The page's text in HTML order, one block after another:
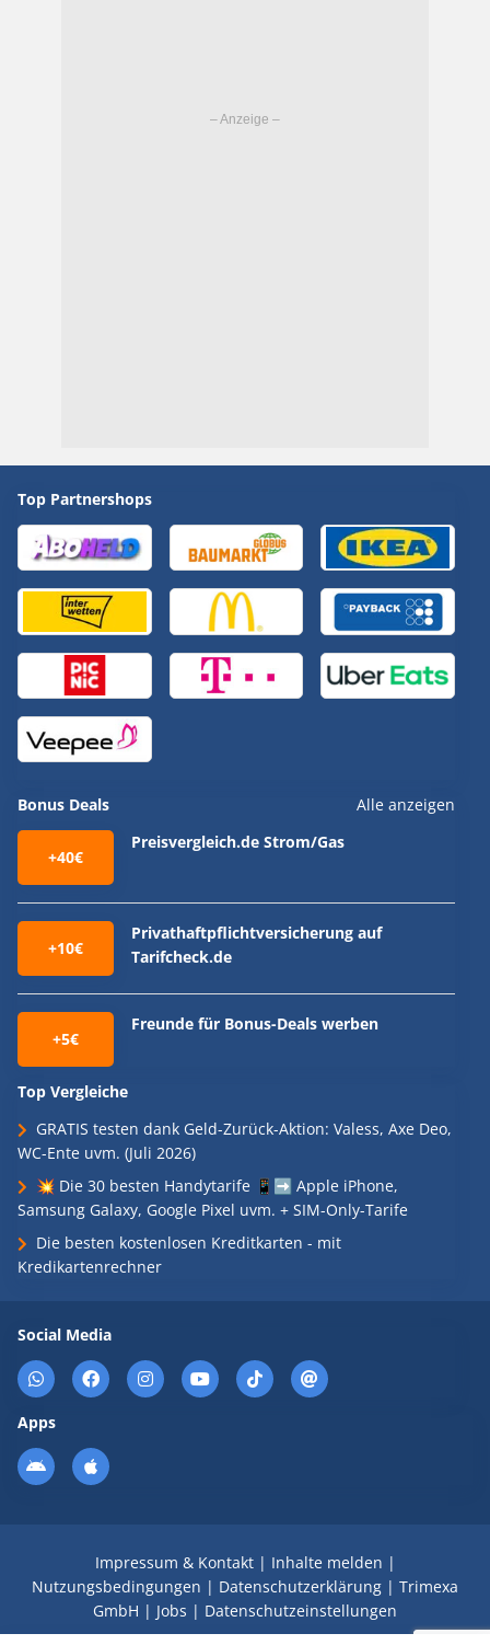
Top Partnershops
Bonus Deals Alle anzeigen
+40€
Preisvergleich.de Strom/Gas
+10€
Privathaftpflichtversicherung auf
Tarifcheck.de
+5€
Freunde für Bonus-Deals werben
Top Vergleiche
GRATIS testen dank Geld-Zurück-Aktion: Valess, Axe Deo,
WC-Ente uvm. (Juli 2026)
💥 Die 30 besten Handytarife 📱➡️ Apple iPhone,
Samsung Galaxy, Google Pixel uvm. + SIM-Only-Tarife
Die besten kostenlosen Kreditkarten - mit
Kredikartenrechner
Social Media
Apps
Impressum & Kontakt| Inhalte melden |
Nutzungsbedingungen | Datenschutzerklärung | Trimexa
GmbH | Jobs | Datenschutzeinstellungen